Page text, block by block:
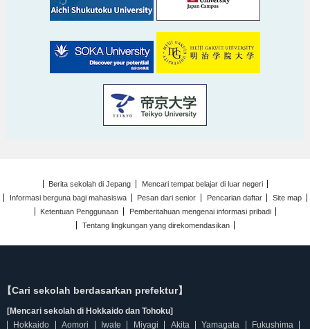
Berita sekolah di Jepang
Mencari tempat belajar di luar negeri
Informasi berguna bagi mahasiswa
Pesan dari senior Pencarian daftar
Site map
Ketentuan Penggunaan
Pemberitahuan mengenai informasi pribadi
Tentang lingkungan yang direkomendasikan
【Cari sekolah berdasarkan prefektur】
[Mencari sekolah di Hokkaido dan Tohoku]
Hokkaido
Aomori Iwate Miyagi Akita Yamagata Fukushima